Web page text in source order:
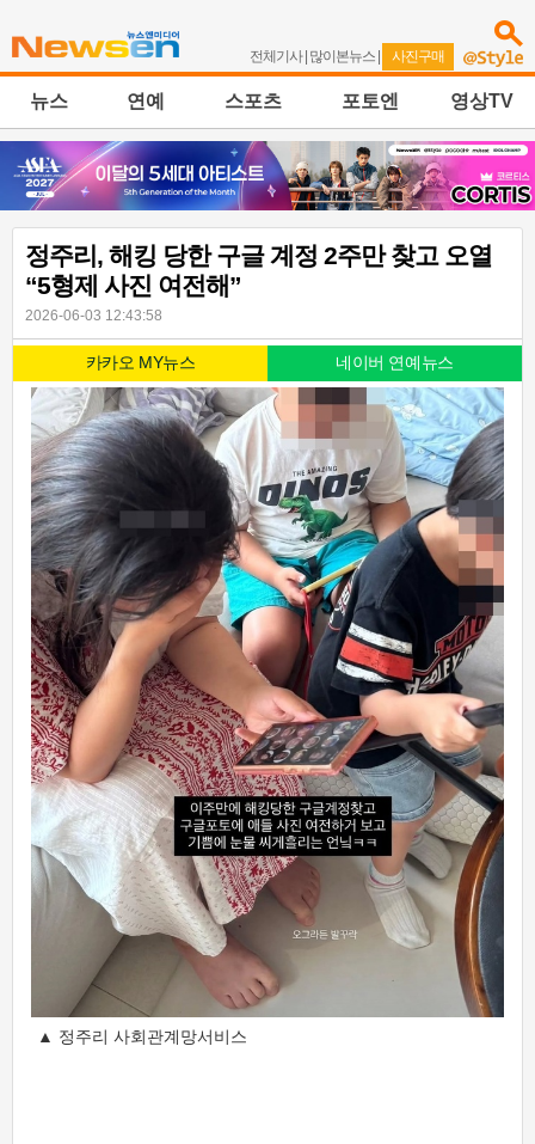
전체기사| 많이본뉴스 | 사진구매
뉴스 연예 스포츠 포토엔 영상TV
정주리, 해킹 당한 구글 계정 2주만 찾고 오열
“5형제 사진 여전해”
2026-06-03 12:43:58
카카오 MY뉴스 네이버 연예뉴스
▲ 정주리 사회관계망서비스